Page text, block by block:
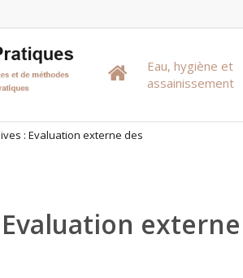
Eau, hygiène et
assainissement
: Evaluation externe des